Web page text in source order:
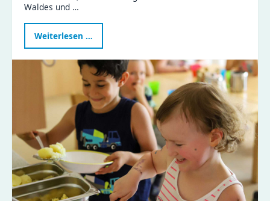
Waldes und …
Weiterlesen …
im
Naturkinderhaus
Esche